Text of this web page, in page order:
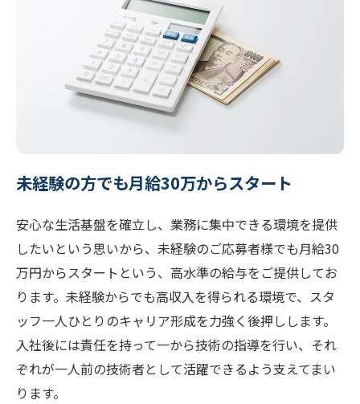
未経験の方でも月給30万からスタート
安心な生活基盤を確立し、業務に集中できる環境を提供
したいという思いから、未経験のご応募者様でも月給30
万円からスタートという、高水準の給与をご提供してお
ります。未経験からでも高収入を得られる環境で、スタ
ッフ一人ひとりのキャリア形成を力強く後押しします。
入社後には責任を持って一から技術の指導を行い、それ
ぞれが一人前の技術者として活躍できるよう支えてまい
ります。